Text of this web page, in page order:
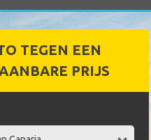
TEGEN EEN
PRIJS